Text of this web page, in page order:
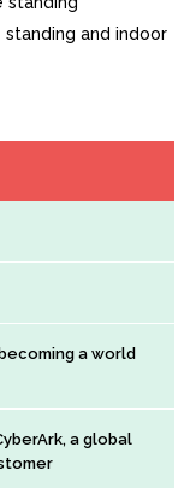
a world
a global